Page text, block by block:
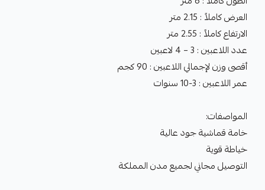
العرض كاملاً : 2.15 متر
الارتفاع كاملاً : 2.55 متر
عدد اللاعبين : 3 – 4 لاعبين
أقصى وزن لإجمالي اللاعبين : 90 كجم
عمر اللاعبين : 3-10 سنوات
المواصفات:
خامة قماشية جود عالية
خياطة قوية
التوصيل مجاني لجميع مدن المملكة